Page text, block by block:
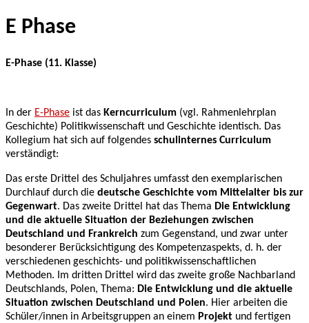
E Phase
E-Phase (11. Klasse)
In der E-Phase ist das Kerncurriculum (vgl. Rahmenlehrplan
Geschichte) Politikwissenschaft und Geschichte identisch. Das
Kollegium hat sich auf folgendes schulinternes Curriculum
verständigt:
Das erste Drittel des Schuljahres umfasst den exemplarischen
Durchlauf durch die deutsche Geschichte vom Mittelalter bis zur
Gegenwart. Das zweite Drittel hat das Thema Die Entwicklung
und die aktuelle Situation der Beziehungen zwischen
Deutschland und Frankreich zum Gegenstand, und zwar unter
besonderer Berücksichtigung des Kompetenzaspekts, d. h. der
verschiedenen geschichts- und politikwissenschaftlichen
Methoden. Im dritten Drittel wird das zweite große Nachbarland
Deutschlands, Polen, Thema: Die Entwicklung und die aktuelle
Situation zwischen Deutschland und Polen. Hier arbeiten die
Schüler/innen in Arbeitsgruppen an einem Projekt und fertigen